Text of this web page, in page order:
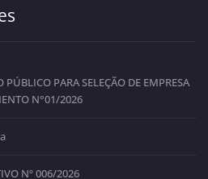
PARA SELEÇÃO DE EMPRESA
N°01/2026
Nº 006/2026